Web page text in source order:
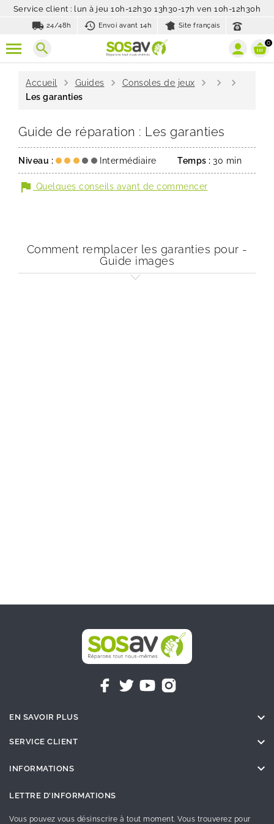
Service client : lun à jeu 10h-12h30 13h30-17h ven 10h-12h30h
local_shipping 24/48h history_toggle_off
Envoi avant 14h Site français
search 0
Accueil chevron_right Guides chevron_right Consoles de jeux chevron_right chevron_right chevron_right
Les garanties
Guide de réparation : Les garanties
Niveau : Intermédiaire Temps : 30 min
flag Quelques conseils avant de commencer
Comment remplacer les garanties pour -
Guide images
EN SAVOIR PLUS 
SERVICE CLIENT 
INFORMATIONS 
LETTRE D'INFORMATIONS
Vous pouvez vous désinscrire à tout moment. Vous trouverez pour